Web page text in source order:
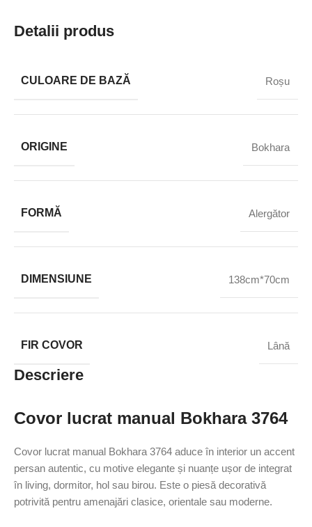
Detalii produs
CULOARE DE BAZĂ Roșu
ORIGINE Bokhara
FORMĂ Alergător
DIMENSIUNE 138cm*70cm
FIR COVOR Lână
Descriere
Covor lucrat manual Bokhara 3764
Covor lucrat manual Bokhara 3764 aduce în interior un accent
persan autentic, cu motive elegante și nuanțe ușor de integrat
în living, dormitor, hol sau birou. Este o piesă decorativă
potrivită pentru amenajări clasice, orientale sau moderne.